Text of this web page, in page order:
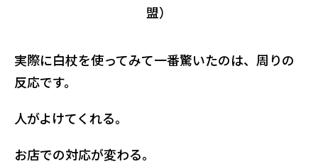
盟）
実際に白杖を使ってみて一番驚いたのは、周りの
反応です。
人がよけてくれる。
お店での対応が変わる。